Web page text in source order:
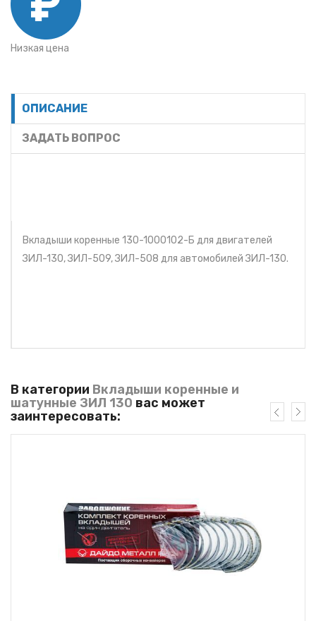
Низкая цена
ОПИСАНИЕ
ЗАДАТЬ ВОПРОС
Вкладыши коренные 130-1000102-Б для двигателей
ЗИЛ-130, ЗИЛ-509, ЗИЛ-508 для автомобилей ЗИЛ-130.
В категории Вкладыши коренные и
шатунные ЗИЛ 130 вас может
заинтересовать: